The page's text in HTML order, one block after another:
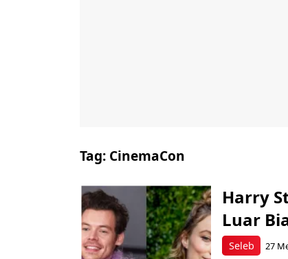
Tag: CinemaCon
Seleb
Harry
Luar
27